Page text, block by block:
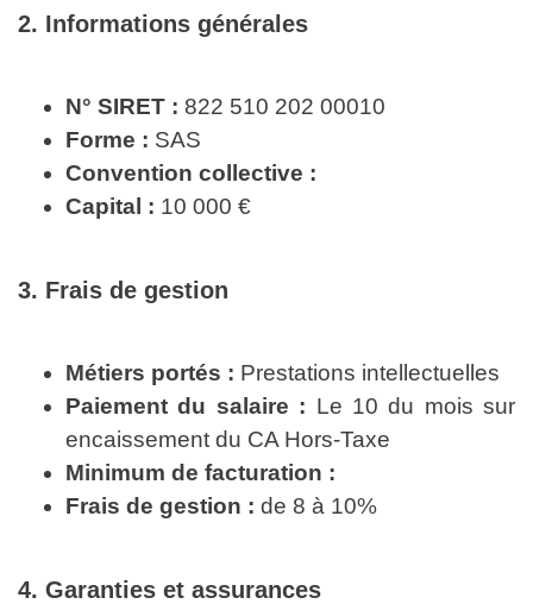
2. Informations générales
N° SIRET : 822 510 202 00010
Forme : SAS
Convention collective :
Capital : 10 000 €
3. Frais de gestion
Métiers portés : Prestations intellectuelles
Paiement du salaire : Le 10 du mois sur
encaissement du CA Hors-Taxe
Minimum de facturation :
Frais de gestion : de 8 à 10%
4. Garanties et assurances